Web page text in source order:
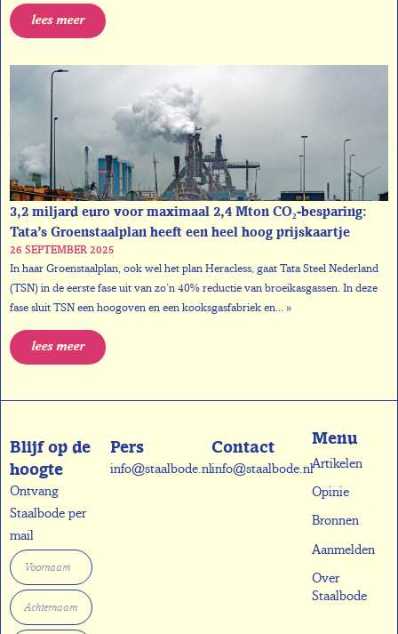
lees meer
3,2 miljard euro voor maximaal 2,4 Mton CO₂-besparing:
Tata’s Groenstaalplan heeft een heel hoog prijskaartje
26 SEPTEMBER 2025
In haar Groenstaalplan, ook wel het plan Heracless, gaat Tata Steel Nederland
(TSN) in de eerste fase uit van zo’n 40% reductie van broeikasgassen. In deze
fase sluit TSN een hoogoven en een kooksgasfabriek en... »
lees meer
Menu
Artikelen
Opinie
Bronnen
Aanmelden
Over
Staalbode
Contact
info@staalbode.nl
Pers
info@staalbode.nl
Blijf op de
hoogte
Ontvang
Staalbode per
mail